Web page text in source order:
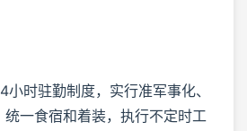
时驻勤制度，实行准军事化、
一食宿和着装，执行不定时工